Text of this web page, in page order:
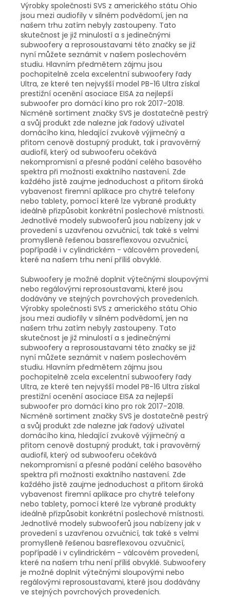
Výrobky společnosti SVS z amerického státu Ohio
jsou mezi audiofily v silném podvědomí, jen na
našem trhu zatím nebyly zastoupeny. Tato
skutečnost je již minulostí a s jedinečnými
subwoofery a reprosoustavami této značky se již
nyní můžete seznámit v našem poslechovém
studiu. Hlavním předmětem zájmu jsou
pochopitelně zcela excelentní subwoofery řady
Ultra, ze které ten nejvyšší model PB-16 Ultra získal
prestižní ocenění asociace EISA za nejlepší
subwoofer pro domácí kino pro rok 2017-2018.
Nicméně sortiment značky SVS je dostatečně pestrý
a svůj produkt zde nalezne jak řadový uživatel
domácího kina, hledající zvukově výjimečný a
přitom cenově dostupný produkt, tak i pravověrný
audiofil, který od subwooferu očekává
nekompromisní a přesné podání celého basového
spektra při možnosti exaktního nastavení. Zde
každého jistě zaujme jednoduchost a přitom široká
vybavenost firemní aplikace pro chytré telefony
nebo tablety, pomocí které lze vybrané produkty
ideálně přizpůsobit konkrétní poslechové místnosti.
Jednotlivé modely subwooferů jsou nabízeny jak v
provedení s uzavřenou ozvučnicí, tak také s velmi
promyšleně řešenou bassreflexovou ozvučnicí,
popřípadě i v cylindrickém - válcovém provedení,
které na našem trhu není příliš obvyklé.
Subwoofery je možné doplnit výtečnými sloupovými
nebo regálovými reprosoustavami, které jsou
dodávány ve stejných povrchových provedeních.
Výrobky společnosti SVS z amerického státu Ohio
jsou mezi audiofily v silném podvědomí, jen na
našem trhu zatím nebyly zastoupeny. Tato
skutečnost je již minulostí a s jedinečnými
subwoofery a reprosoustavami této značky se již
nyní můžete seznámit v našem poslechovém
studiu. Hlavním předmětem zájmu jsou
pochopitelně zcela excelentní subwoofery řady
Ultra, ze které ten nejvyšší model PB-16 Ultra získal
prestižní ocenění asociace EISA za nejlepší
subwoofer pro domácí kino pro rok 2017-2018.
Nicméně sortiment značky SVS je dostatečně pestrý
a svůj produkt zde nalezne jak řadový uživatel
domácího kina, hledající zvukově výjimečný a
přitom cenově dostupný produkt, tak i pravověrný
audiofil, který od subwooferu očekává
nekompromisní a přesné podání celého basového
spektra při možnosti exaktního nastavení. Zde
každého jistě zaujme jednoduchost a přitom široká
vybavenost firemní aplikace pro chytré telefony
nebo tablety, pomocí které lze vybrané produkty
ideálně přizpůsobit konkrétní poslechové místnosti.
Jednotlivé modely subwooferů jsou nabízeny jak v
provedení s uzavřenou ozvučnicí, tak také s velmi
promyšleně řešenou basreflexovou ozvučnicí,
popřípadě i v cylindrickém - válcovém provedení,
které na našem trhu není příliš obvyklé. Subwoofery
je možné doplnit výtečnými sloupovými nebo
regálovými reprosoustavami, které jsou dodávány
ve stejných povrchových provedeních.